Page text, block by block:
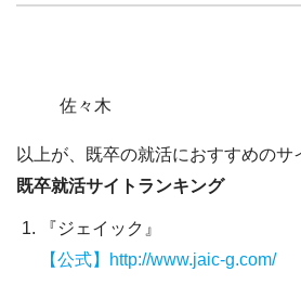
佐々木
以上が、既卒の就活におすすめのサ
既卒就活サイトランキング
『ジェイック』
【公式】http://www.jaic-g.com/